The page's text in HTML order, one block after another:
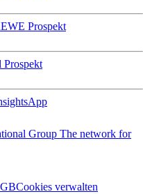
Prospekt
App
Group The network for
Cookies verwalten